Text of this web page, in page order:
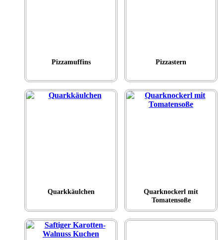
Pizzamuffins Pizzastern
Quarkkäulchen
Quarknockerl mit
Tomatensoße